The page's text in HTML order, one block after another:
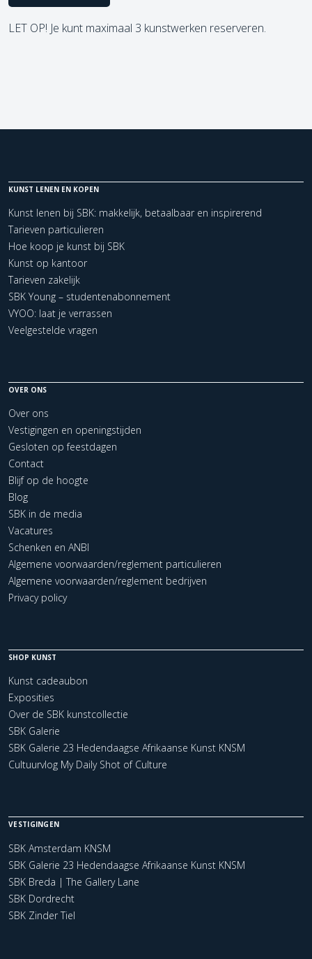
LET OP! Je kunt maximaal 3 kunstwerken reserveren.
KUNST LENEN EN KOPEN
Kunst lenen bij SBK: makkelijk, betaalbaar en inspirerend
Tarieven particulieren
Hoe koop je kunst bij SBK
Kunst op kantoor
Tarieven zakelijk
SBK Young – studentenabonnement
VYOO: laat je verrassen
Veelgestelde vragen
OVER ONS
Over ons
Vestigingen en openingstijden
Gesloten op feestdagen
Contact
Blijf op de hoogte
Blog
SBK in de media
Vacatures
Schenken en ANBI
Algemene voorwaarden/reglement particulieren
Algemene voorwaarden/reglement bedrijven
Privacy policy
SHOP KUNST
Kunst cadeaubon
Exposities
Over de SBK kunstcollectie
SBK Galerie
SBK Galerie 23 Hedendaagse Afrikaanse Kunst KNSM
Cultuurvlog My Daily Shot of Culture
VESTIGINGEN
SBK Amsterdam KNSM
SBK Galerie 23 Hedendaagse Afrikaanse Kunst KNSM
SBK Breda | The Gallery Lane
SBK Dordrecht
SBK Zinder Tiel